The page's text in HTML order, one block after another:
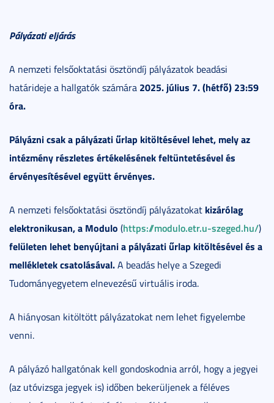
Pályázati eljárás
A nemzeti felsőoktatási ösztöndíj pályázatok beadási
határideje a hallgatók számára 2025. július 7. (hétfő) 23:59
óra.
Pályázni csak a pályázati űrlap kitöltésével lehet, mely az
intézmény részletes értékelésének feltüntetésével és
érvényesítésével együtt érvényes.
A nemzeti felsőoktatási ösztöndíj pályázatokat kizárólag
elektronikusan, a Modulo (https://modulo.etr.u-szeged.hu/)
felületen lehet benyújtani a pályázati űrlap kitöltésével és a
mellékletek csatolásával.A beadás helye a Szegedi
Tudományegyetem elnevezésű virtuális iroda.
A hiányosan kitöltött pályázatokat nem lehet figyelembe
venni.
A pályázó hallgatónak kell gondoskodnia arról, hogy a jegyei
(az utóvizsga jegyek is) időben bekerüljenek a féléves